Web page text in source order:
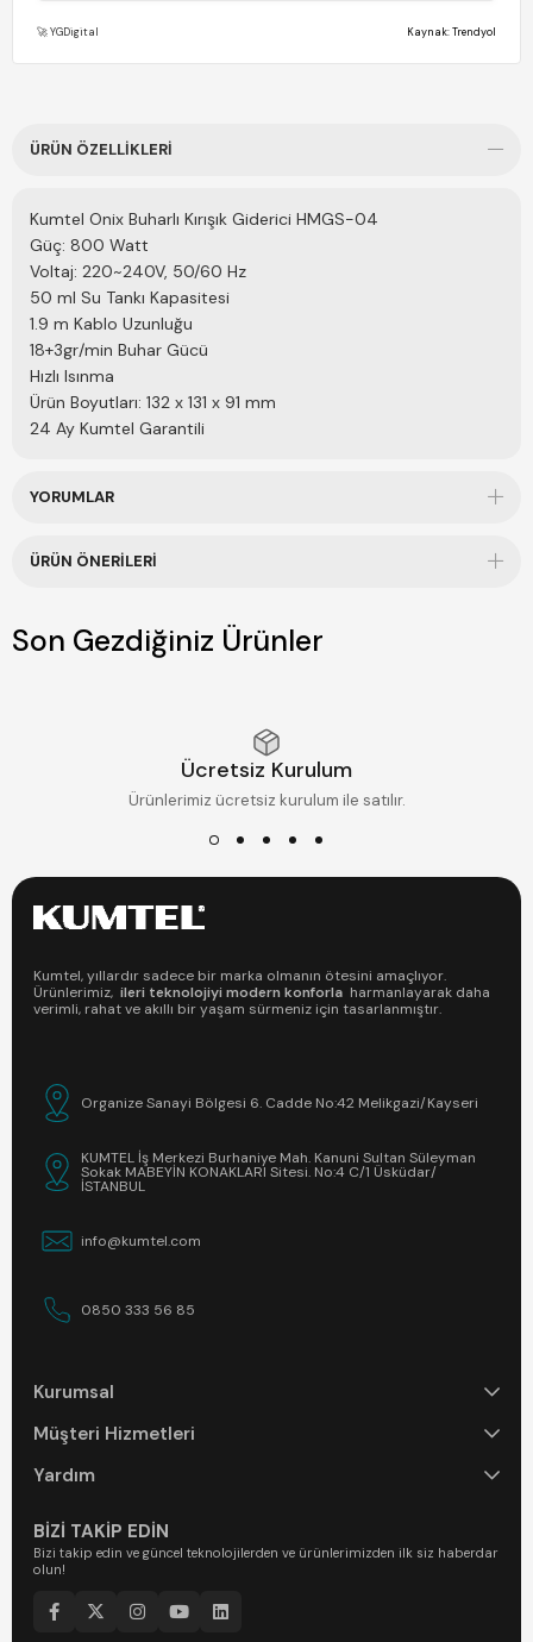
açgözlü davranılmadan makul bir ücrette satışta...
🚀 YGDigital Kaynak: Trendyol
ÜRÜN ÖZELLIKLERI
Kumtel Onix Buharlı Kırışık Giderici HMGS-04
Güç: 800 Watt
Voltaj: 220~240V, 50/60 Hz
50 ml Su Tankı Kapasitesi
1.9 m Kablo Uzunluğu
18+3gr/min Buhar Gücü
Hızlı Isınma
Ürün Boyutları: 132 x 131 x 91 mm
24 Ay Kumtel Garantili
YORUMLAR
ÜRÜN ÖNERILERI
Son Gezdiğiniz Ürünler
Ücretsiz Kurulum
Ürünlerimiz ücretsiz kurulum ile satılır.
Kumtel, yıllardır sadece bir marka olmanın ötesini amaçlıyor.
Ürünlerimiz, ileri teknolojiyi modern konforla harmanlayarak daha
verimli, rahat ve akıllı bir yaşam sürmeniz için tasarlanmıştır.
Organize Sanayi Bölgesi 6. Cadde No:42 Melikgazi/Kayseri
KUMTEL İş Merkezi Burhaniye Mah. Kanuni Sultan Süleyman
Sokak MABEYİN KONAKLARI Sitesi. No:4 C/1 Üsküdar/
İSTANBUL
info@kumtel.com
0850 333 56 85
Kurumsal
Müşteri Hizmetleri
Yardım
BİZİ TAKİP EDİN
Bizi takip edin ve güncel teknolojilerden ve ürünlerimizden ilk siz haberdar
olun!